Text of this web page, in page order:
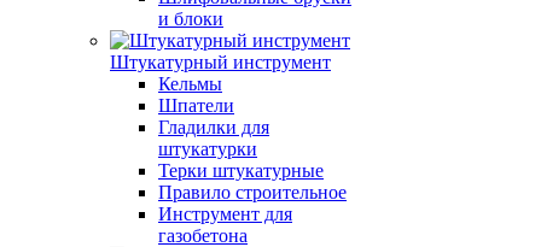
и блоки
Штукатурный инструмент
Кельмы
Шпатели
Гладилки для
штукатурки
Терки штукатурные
Правило строительное
Инструмент для
газобетона